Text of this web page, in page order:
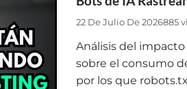
22 De Julio De 2026885
Análisis del impacto
sobre el consumo
por los que